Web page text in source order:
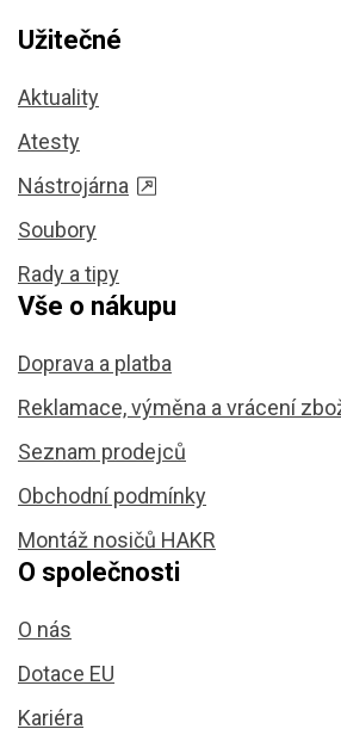
Užitečné
Aktuality
Atesty
Nástrojárna
Soubory
Rady a tipy
Vše o nákupu
Doprava a platba
Reklamace, výměna a vrácení
Seznam prodejců
Obchodní podmínky
Montáž nosičů HAKR
O společnosti
O nás
Dotace EU
Kariéra